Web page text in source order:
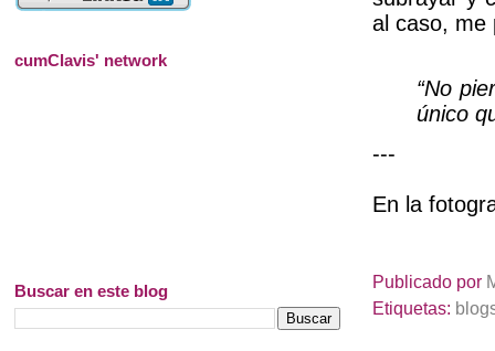
al caso, me
“No
único
---
En la
Publicado por
Etiquetas:
cumClavis' network
Buscar en este blog